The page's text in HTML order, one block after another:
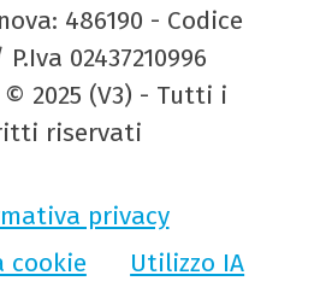
486190 - Codice
02437210996
2025 (V3) - Tutti i
riservati
privacy
cookie
Utilizzo IA